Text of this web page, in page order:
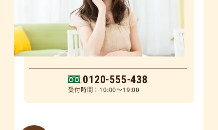
0120-555-438
受付時間：10:00～19:00